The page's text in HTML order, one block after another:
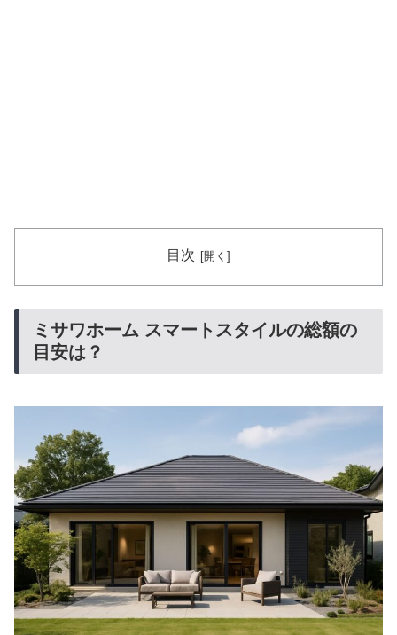
目次
ミサワホーム スマートスタイルの総額の
目安は？